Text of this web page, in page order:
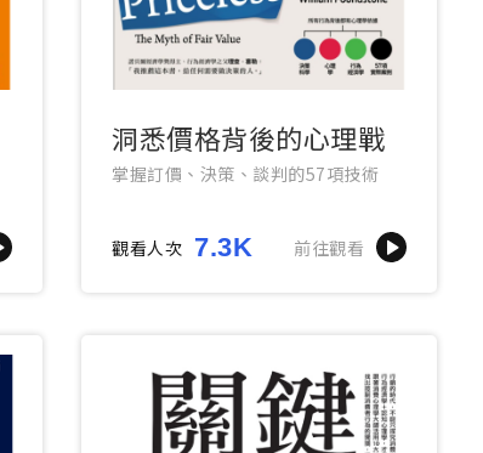
洞悉價格背後的心理戰
掌握訂價、決策、談判的57項技術
觀看人次 7.3K 前往觀看